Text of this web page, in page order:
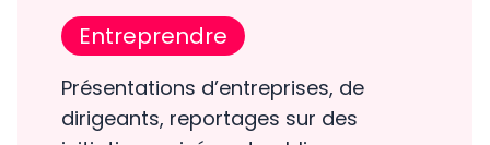
Entreprendre
Présentations d’entreprises, de
dirigeants, reportages sur des